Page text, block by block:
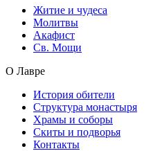
Житие и чудеса
Молитвы
Акафист
Св. Мощи
О Лавре
История обители
Структура монастыря
Храмы и соборы
Скиты и подворья
Контакты